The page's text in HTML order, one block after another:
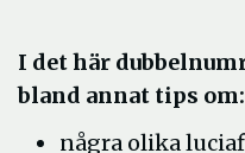
nytt
fönster
I det här
bland annat tips om:
några olika